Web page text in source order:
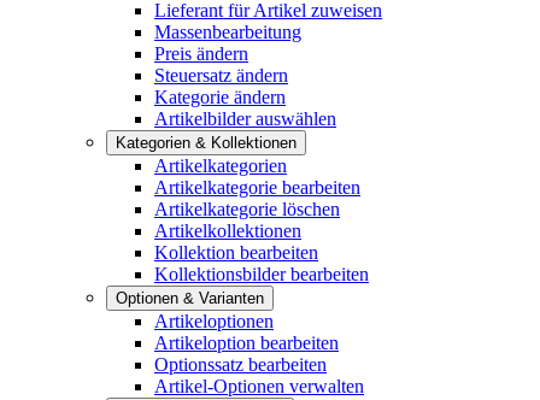
Lieferant für Artikel zuweisen
Massenbearbeitung
Preis ändern
Steuersatz ändern
Kategorie ändern
Artikelbilder auswählen
Kategorien & Kollektionen
Artikelkategorien
Artikelkategorie bearbeiten
Artikelkategorie löschen
Artikelkollektionen
Kollektion bearbeiten
Kollektionsbilder bearbeiten
Optionen & Varianten
Artikeloptionen
Artikeloption bearbeiten
Optionssatz bearbeiten
Artikel-Optionen verwalten